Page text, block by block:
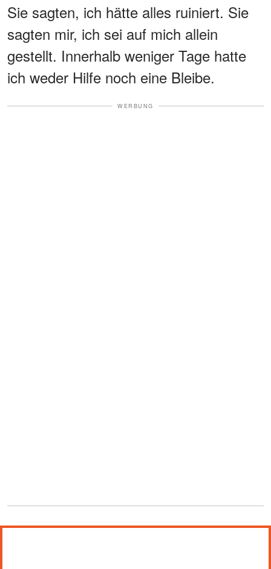
Sie sagten, ich hätte alles ruiniert. Sie
sagten mir, ich sei auf mich allein
gestellt. Innerhalb weniger Tage hatte
ich weder Hilfe noch eine Bleibe.
WERBUNG